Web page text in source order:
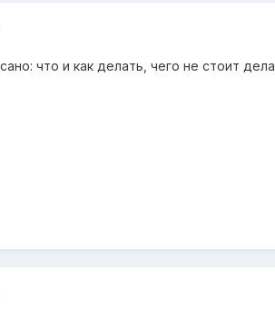
что и как делать, чего не стоит